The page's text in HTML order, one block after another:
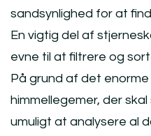
sandsynlighed for at
En vigtig del af
evne til at filtrere og
På grund af det
himmellegemer, der
umuligt at analysere al